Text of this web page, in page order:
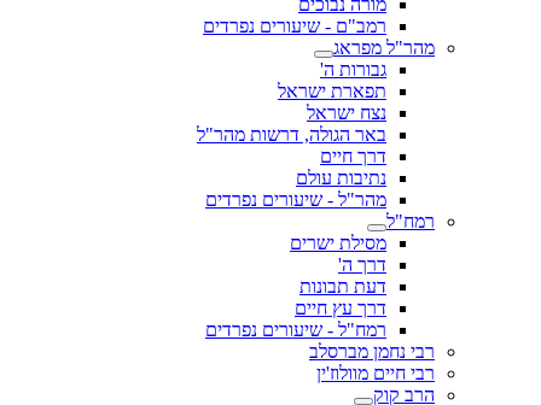
מורה נבוכים
רמב"ם - שיעורים נפרדים
מהר"ל מפראג
גבורות ה'
תפארת ישראל
נצח ישראל
באר הגולה, דרשות מהר"ל
דרך חיים
נתיבות עולם
מהר"ל - שיעורים נפרדים
רמח"ל
מסילת ישרים
דרך ה'
דעת תבונות
דרך עץ חיים
רמח"ל - שיעורים נפרדים
רבי נחמן מברסלב
רבי חיים מוולוז'ין
הרב קוק